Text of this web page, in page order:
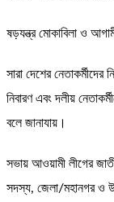
ষড়যন্ত্র মোকাবিলা ও
সারা দেশের নেতাকর্মীদের
নিবারণ এবং দলীয়
বলে জানাযায়।
সভায় আওয়ামী লীগের
সদস্য, জেলা/মহানগর ও